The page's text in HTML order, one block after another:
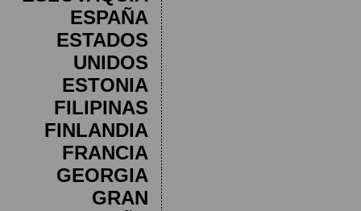
ESPAÑA
ESTADOS
UNIDOS
ESTONIA
FILIPINAS
FINLANDIA
FRANCIA
GEORGIA
GRAN